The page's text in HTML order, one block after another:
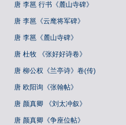
唐 李邕 行书《麓山寺碑》
唐 李邕《云麾将军碑》
唐 李邕《麓山寺碑》
唐 杜牧 《张好好诗卷》
唐 柳公权《兰亭诗》卷(传)
唐 欧阳询《张翰帖》
唐 颜真卿 《刘太冲叙》
唐 颜真卿《争座位帖》